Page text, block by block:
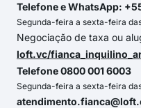
Telefone e WhatsApp:
Segunda-feira a sexta-feira
Negociação de taxa ou
loft.vc/
Telefone 0800 001 6003
Segunda-feira a sexta-feira